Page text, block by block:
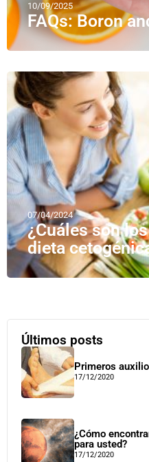
10/09/2025
FAQs: Boron
07/04/2024
¿Cuáles son
dieta
Últimos posts
Primeros
17/12/2020
¿Cómo
para usted?
17/12/2020